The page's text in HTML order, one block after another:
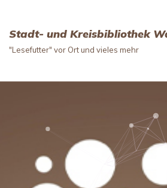
Stadt- und Kreisbibliothek
"Lesefutter" vor Ort und vieles mehr